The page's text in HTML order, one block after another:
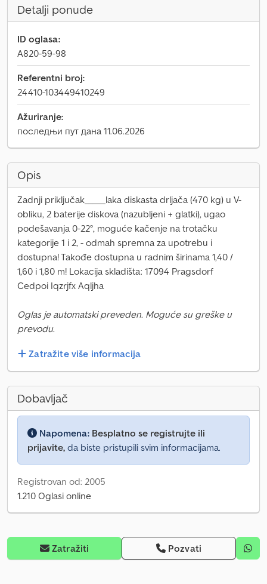
Detalji ponude
ID oglasa:
A820-59-98
Referentni broj:
24410-103449410249
Ažuriranje:
последњи пут дана 11.06.2026
Opis
Zadnji priključak_____laka diskasta drljača (470 kg) u V-
obliku, 2 baterije diskova (nazubljeni + glatki), ugao
podešavanja 0-22°, moguće kačenje na trotačku
kategorije 1 i 2, - odmah spremna za upotrebu i
dostupna! Takođe dostupna u radnim širinama 1,40 /
1,60 i 1,80 m! Lokacija skladišta: 17094 Pragsdorf
Cedpoi Iqzrjfx Aqljha
Oglas je automatski preveden. Moguće su greške u
prevodu.
Zatražite više informacija
Dobavljač
Napomena: Besplatno se registrujte ili
prijavite, da biste pristupili svim informacijama.
Registrovan od: 2005
1.210 Oglasi online
Zatražiti Pozvati